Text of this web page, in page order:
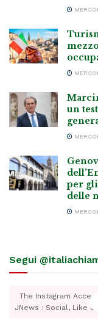
un
per
delle
Segui
The Instagram
JNews : Social, Like